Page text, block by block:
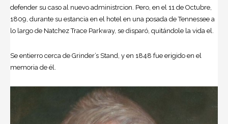
defender su caso al nuevo administrcion. Pero, en el 11 de Octubre,
1809, durante su estancia en el hotel en una posada de Tennessee a
lo largo de Natchez Trace Parkway, se disparó, quitándole la vida el.
Se entierro cerca de Grinder’s Stand, y en 1848 fue erigido en el
memoria de él.